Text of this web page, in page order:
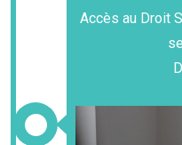
Accès au Droit